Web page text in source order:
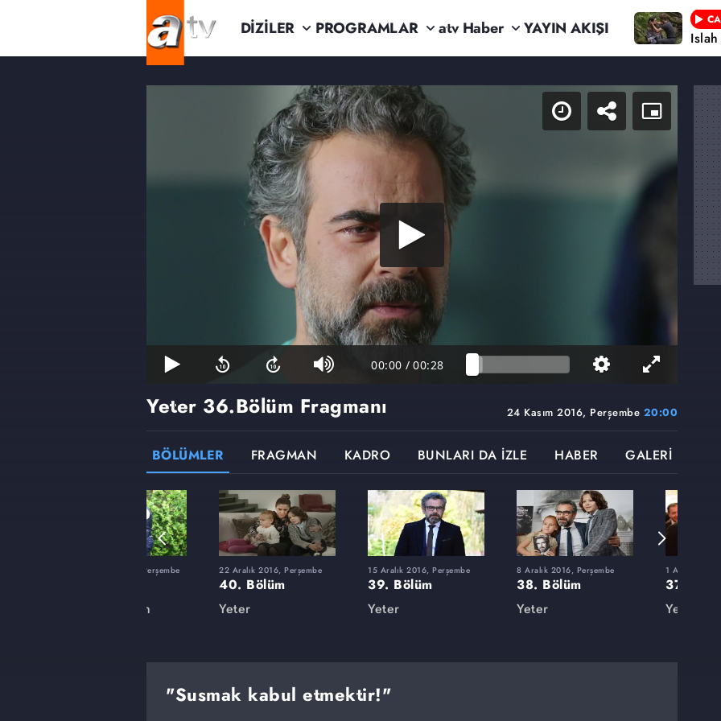
DİZİLER PROGRAMLAR atv Haber YAYIN AKIŞI Islah
00:00 / 00:28
24 Kasım 2016, Perşembe 20:00
Yeter 36.Bölüm Fragmanı
BÖLÜMLER FRAGMAN KADRO BUNLARI DA İZLE HABER GALERİ
30 Haziran 2016, Perşembe
Yeter - Sezon
22 Aralık 2016, Perşembe
40. Bölüm
Yeter
15 Aralık 2016, Perşembe
39. Bölüm
Yeter
8 Aralık 2016, Perşembe
38. Bölüm
Yeter
1 Aralık 2016,
37. Bölüm
Yeter
"Susmak kabul etmektir!"